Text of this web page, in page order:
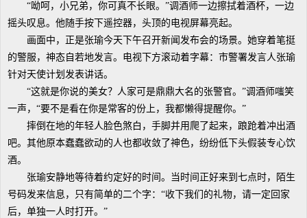
“呦呵，小兄弟，你可真不长眼。”调酒师一边擦拭着酒杯，一边
摇头叹息。他随手按下遥控器，头顶的电视屏幕亮起。
画面中，正是张瑜今天下午召开新闻发布会的场景。她穿着笔挺
的警服，神态自若地发言。电视下方滚动着字幕：市警署发言人张瑜
针对天使计划发表讲话。
“这就是你说的美女？人家可是鼎鼎大名的张警官。”调酒师嗤笑
一声，“要不是看在你是常客的份上，我都懒得提醒你。”
摔倒在地的年轻人脸色煞白，手脚并用爬了起来，踉跄着冲出酒
吧。其他原本蠢蠢欲动的人也都收敛了神色，纷纷低下头假装专心饮
酒。
张瑜安静地等待着约定好的时间。当时间正好来到七点时，陌生
号码发来信息，只有简单的二个字：“收下我们的礼物，请一定回家
后，单独一人时打开。”